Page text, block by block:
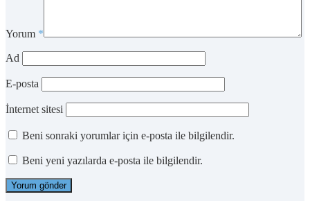
Yorum *
Ad
E-posta
İnternet sitesi
Beni sonraki yorumlar için e-posta ile bilgilendir.
Beni yeni yazılarda e-posta ile bilgilendir.